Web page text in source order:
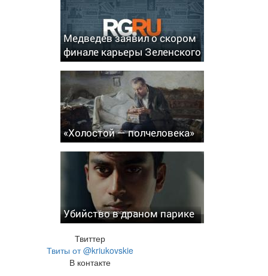
Медведев заявил о скором
финале карьеры Зеленского
«Холостой — полчеловека»
Убийство в драном парике
Твиттер
Твиты от @kriukovskie
В контакте